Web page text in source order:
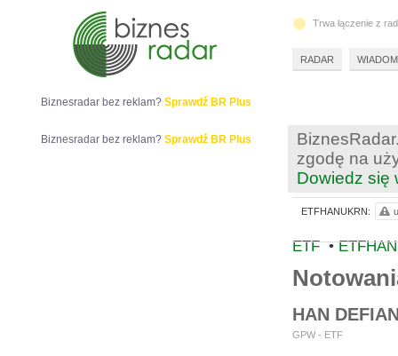
zgodę na
Dowiedz się
ETF •
HAN
GPW - ETF
ETFHANUKRN:
Biznesradar bez reklam? Sprawdź BR Plus
Biznesradar bez reklam? Sprawdź BR Plus
Trwa łączenie z
RADAR